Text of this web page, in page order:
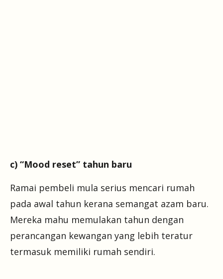
c) “Mood reset” tahun baru
Ramai pembeli mula serius mencari rumah
pada awal tahun kerana semangat azam baru.
Mereka mahu memulakan tahun dengan
perancangan kewangan yang lebih teratur
termasuk memiliki rumah sendiri.